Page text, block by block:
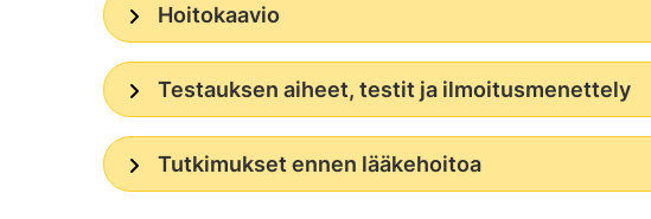
Hoitokaavio
Testauksen aiheet, testit ja ilmoitusmenettely
Tutkimukset ennen lääkehoitoa